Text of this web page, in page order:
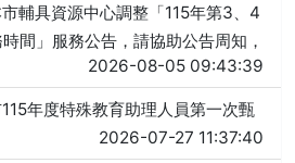
輔具資源中心調整「115年第3、4
間」服務公告，請協助公告周知，
2026-08-05 09:43:39
年度特殊教育助理人員第一次甄
2026-07-27 11:37:40